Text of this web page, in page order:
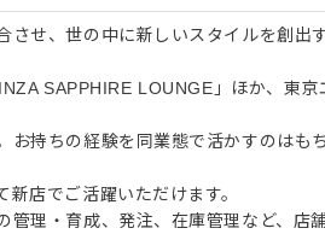
させ、世の中に新しいスタイルを創出
SAPPHIRE LOUNGE」ほか、東京
お持ちの経験を同業態で活かすのはも
店でご活躍いただけます。
管理・育成、発注、在庫管理など、店